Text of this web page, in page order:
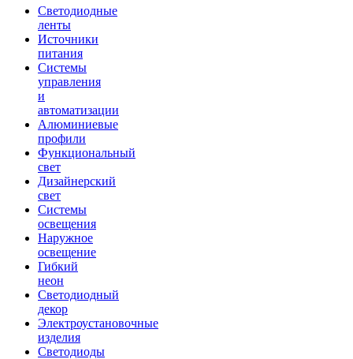
Светодиодные
ленты
Источники
питания
Системы
управления
и
автоматизации
Алюминиевые
профили
Функциональный
свет
Дизайнерский
свет
Системы
освещения
Наружное
освещение
Гибкий
неон
Светодиодный
декор
Электроустановочные
изделия
Светодиоды